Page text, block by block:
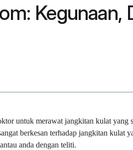
Kegunaan,
untuk merawat jangkitan kulat
berkesan terhadap jangkitan
anda dengan teliti.